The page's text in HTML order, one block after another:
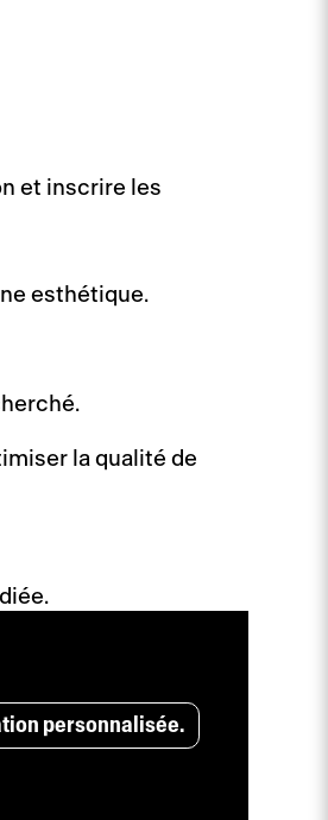
et inscrire les
esthétique.
la qualité de
personnalisée.